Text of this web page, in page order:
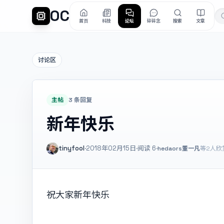
OC 首页 科技 论坛 碎碎念 搜索 文章
讨论区
主帖 3 条回复
新年快乐
tinyfool·2018年02月15日·阅读 6·hedaors董一凡等2人欣
祝大家新年快乐